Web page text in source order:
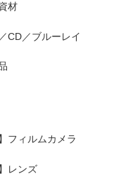
材
CD／ブルーレイ
フィルムカメラ
レンズ